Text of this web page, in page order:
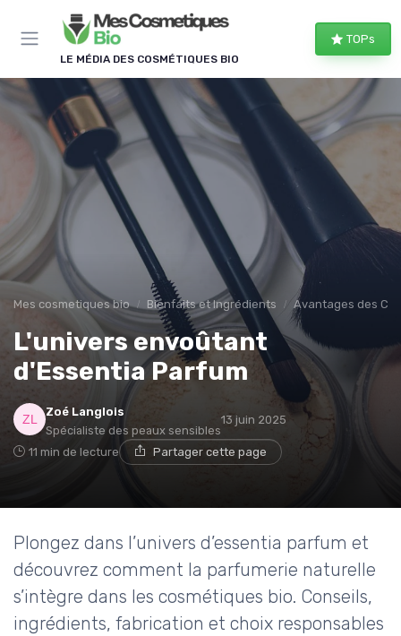
LE MÉDIA DES COSMÉTIQUES BIO
TOPs
Mes cosmetiques bio Bienfaits et Ingrédients Avantages des
L'univers envoûtant
d'Essentia Parfum
Zoé Langlois
Spécialiste des peaux sensibles
13 juin 2025
11 min de lecture Partager cette page
Plongez dans l’univers d’essentia parfum et
découvrez comment la parfumerie naturelle
s’intègre dans les cosmétiques bio. Conseils,
ingrédients, fabrication et choix responsables
Panneau de gestion des cookies